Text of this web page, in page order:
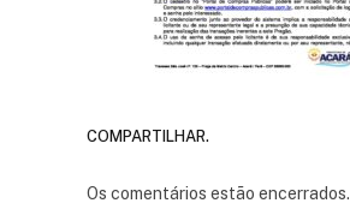
COMPARTILHAR.
Os comentários estão encerrados.